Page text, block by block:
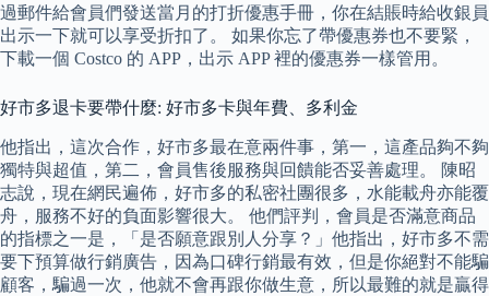
過郵件給會員們發送當月的打折優惠手冊，你在結賬時給收銀員
出示一下就可以享受折扣了。 如果你忘了帶優惠券也不要緊，
下載一個 Costco 的 APP，出示 APP 裡的優惠券一樣管用。
好市多退卡要帶什麼: 好市多卡與年費、多利金
他指出，這次合作，好市多最在意兩件事，第一，這產品夠不夠
獨特與超值，第二，會員售後服務與回饋能否妥善處理。 陳昭
志說，現在網民遍佈，好市多的私密社團很多，水能載舟亦能覆
舟，服務不好的負面影響很大。 他們評判，會員是否滿意商品
的指標之一是，「是否願意跟別人分享？」他指出，好市多不需
要下預算做行銷廣告，因為口碑行銷最有效，但是你絕對不能騙
顧客，騙過一次，他就不會再跟你做生意，所以最難的就是贏得